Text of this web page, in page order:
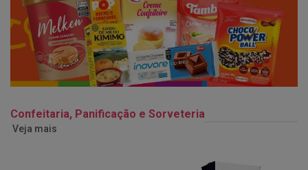
Confeitaria, Panificação e Sorveteria
Veja mais